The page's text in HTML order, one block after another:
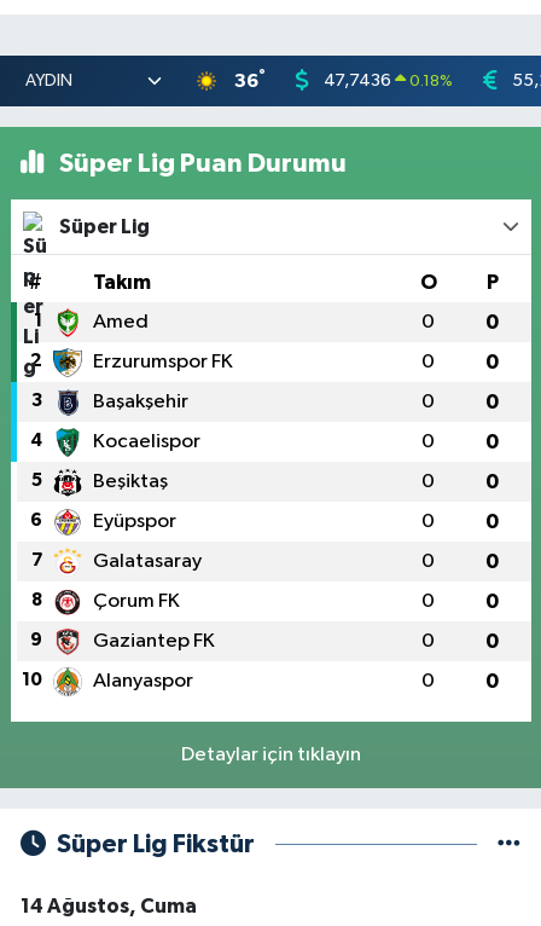
36° 47,7436 0.18%
Süper Lig Puan Durumu
Süper Lig
# Takım O P
1 Amed 0 0
2 Erzurumspor FK 0 0
3 Başakşehir 0 0
4 Kocaelispor 0 0
5 Beşiktaş 0 0
6 Eyüpspor 0 0
7 Galatasaray 0 0
8 Çorum FK 0 0
9 Gaziantep FK 0 0
10 Alanyaspor 0 0
Detaylar için tıklayın
Süper Lig Fikstür
14 Ağustos, Cuma